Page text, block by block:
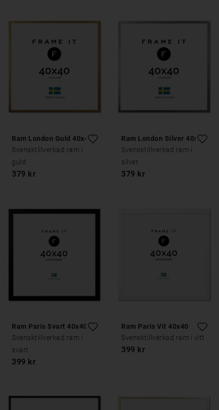
Ram London Guld 40x40
Svensktillverkad ram i
guld
379 kr
Ram London Silver 40x40
Svensktillverkad ram i
silver
379 kr
Ram Paris Svart 40x40
Svensktillverkad ram i
svart
399 kr
Ram Paris Vit 40x40
Svensktillverkad ram i vitt
399 kr